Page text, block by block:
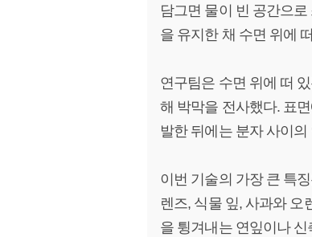
담그면 물이 빈 공간으
을 유지한 채 수면 위에
연구팀은 수면 위에 떠
해 박막을 전사했다. 표
발한 뒤에는 분자 사이
이번 기술의 가장 큰 특
렌즈, 식물 잎, 사과와 오
을 튕겨내는 연잎이나